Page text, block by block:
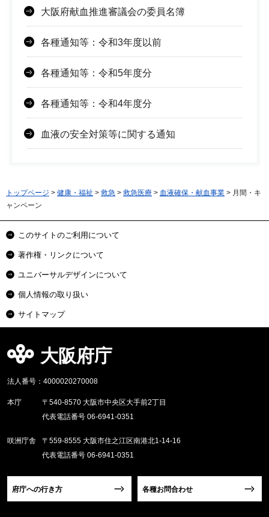
大阪府献血推進審議会の委員名簿
各種通知等：令和3年度以前
各種通知等：令和5年度分
各種通知等：令和4年度分
血液の安全対策等に関する通知
トップページ > 健康・福祉 > 救急 > 救急医療 > 血液確保・献血事業 > 月間・キ
ャンペーン
このサイトのご利用について
著作権・リンクについて
ユニバーサルデザインについて
個人情報の取り扱い
サイトマップ
大阪府庁
法人番号：4000020270008
本庁
〒540-8570 大阪市中央区大手前2丁目
代表電話番号 06-6941-0351
咲洲庁舎
〒559-8555 大阪市住之江区南港北1-14-16
代表電話番号 06-6941-0351
府庁への行き方 各種お問合わせ